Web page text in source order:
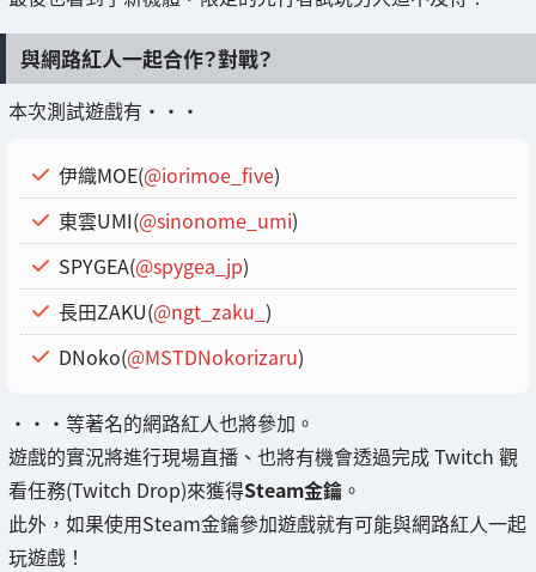
與網路紅人一起合作？對戰？
本次測試遊戲有・・・
伊織MOE(@iorimoe_five)
東雲UMI(@sinonome_umi)
SPYGEA(@spygea_jp)
長田ZAKU(@ngt_zaku_ )
DNoko(@MSTDNokorizaru)
・・・等著名的網路紅人也將參加。
遊戲的實況將進行現場直播、也將有機會透過完成 Twitch 觀
看任務(Twitch Drop)來獲得Steam金鑰 。
此外，如果使用Steam金鑰參加遊戲就有可能與網路紅人一起
玩遊戲！